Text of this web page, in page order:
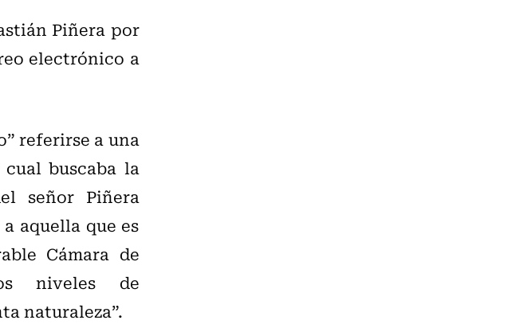
Piñera por
electrónico a
referirse a una
buscaba la
señor Piñera
aquella que es
Cámara de
niveles de
naturaleza”.